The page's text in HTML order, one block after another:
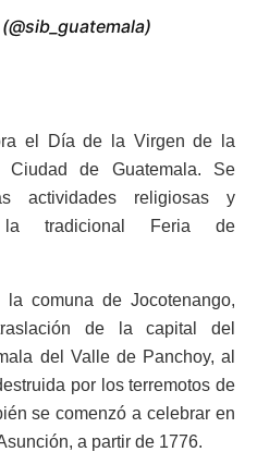
el Día de la Virgen de la
de Guatemala. Se
actividades religiosas y
la tradicional Feria de
comuna de Jocotenango,
de la capital del
del Valle de Panchoy, al
por los terremotos de
se comenzó a celebrar en
a partir de 1776.